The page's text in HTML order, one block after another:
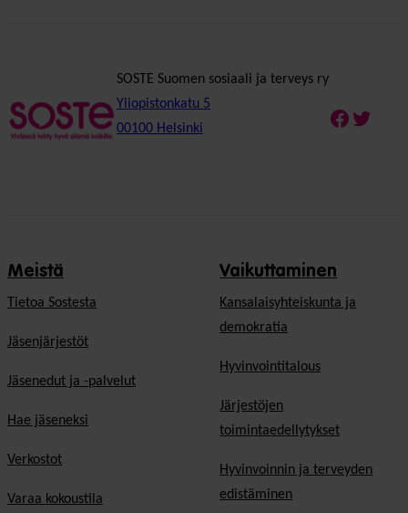
SOSTE Suomen sosiaali ja terveys ry
Yliopistonkatu 5
00100 Helsinki
Meistä
Tietoa Sostesta
Jäsenjärjestöt
Jäsenedut ja -palvelut
Hae jäseneksi
Verkostot
Varaa kokoustila
Vaikuttaminen
Kansalaisyhteiskunta ja
demokratia
Hyvinvointitalous
Järjestöjen
toimintaedellytykset
Hyvinvoinnin ja terveyden
edistäminen